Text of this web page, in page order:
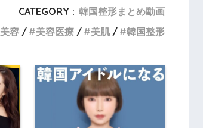
CATEGORY : 韓国整形まとめ動画
美容 美容医療 美肌 韓国整形